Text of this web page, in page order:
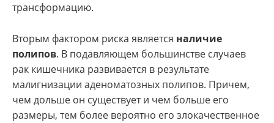
трансформацию.
Вторым фактором риска является наличие
полипов. В подавляющем большинстве случаев
рак кишечника развивается в результате
малигнизации аденоматозных полипов. Причем,
чем дольше он существует и чем больше его
размеры, тем более вероятно его злокачественное